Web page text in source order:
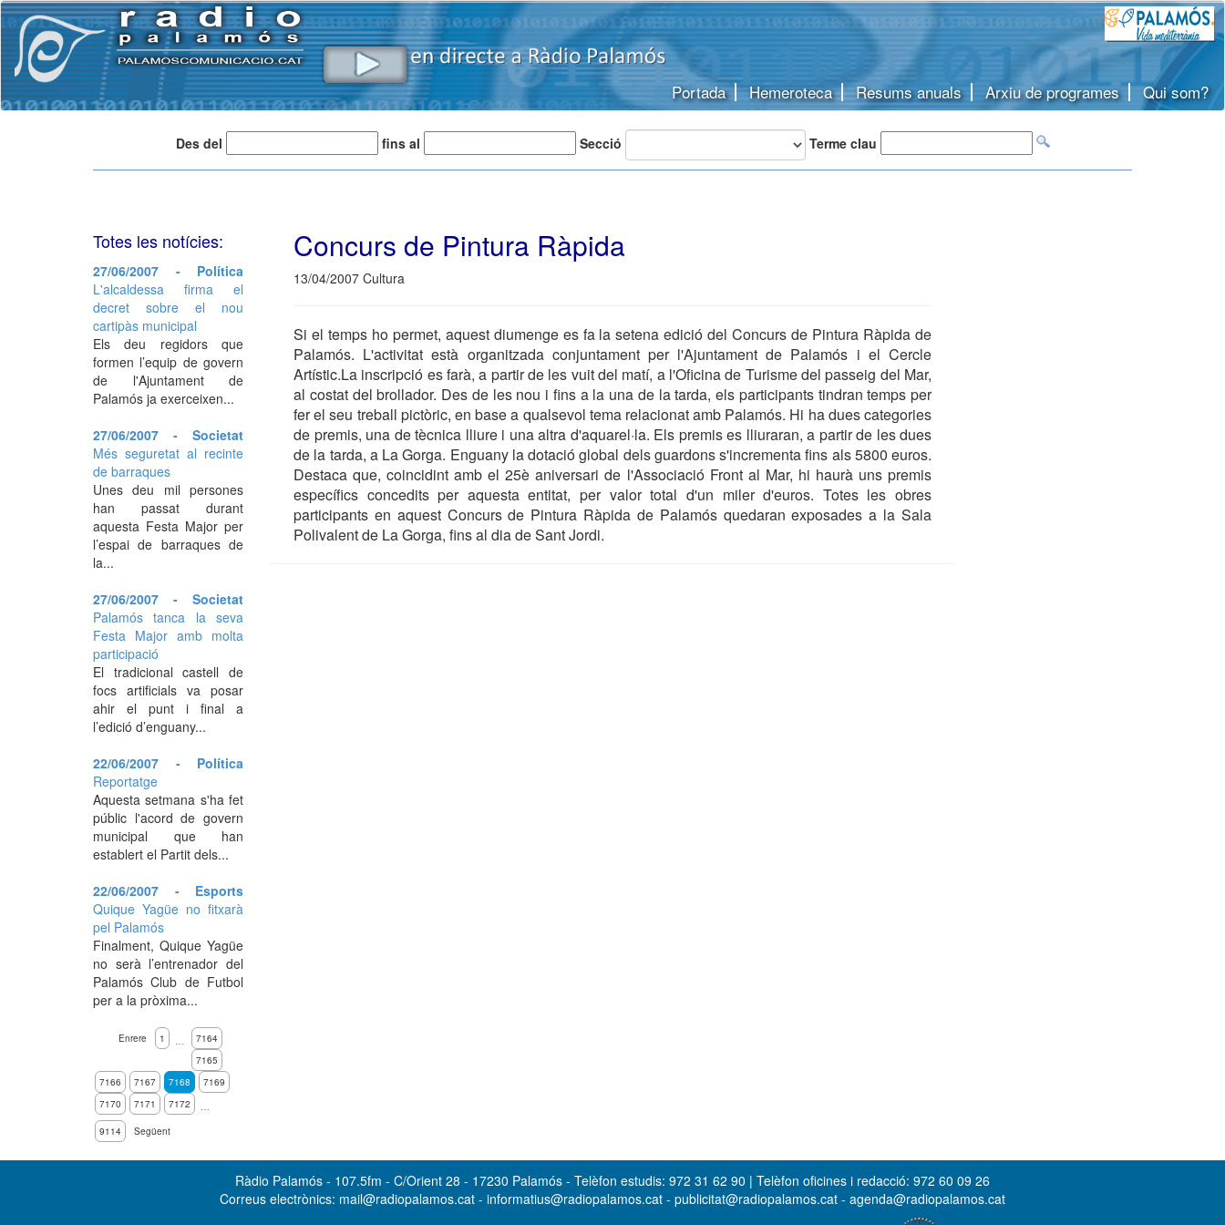
Portada Hemeroteca Resums anuals Arxiu de programes Qui som?
Des del fins al Secció Terme clau
Concurs de Pintura Ràpida
13/04/2007 Cultura
Si el temps ho permet, aquest diumenge es fa la setena edició del Concurs de Pintura Ràpida de
Palamós. L'activitat està organitzada conjuntament per l'Ajuntament de Palamós i el Cercle
Artístic.La inscripció es farà, a partir de les vuit del matí, a l'Oficina de Turisme del passeig del Mar,
al costat del brollador. Des de les nou i fins a la una de la tarda, els participants tindran temps per
fer el seu treball pictòric, en base a qualsevol tema relacionat amb Palamós. Hi ha dues categories
de premis, una de tècnica lliure i una altra d'aquarel·la. Els premis es lliuraran, a partir de les dues
de la tarda, a La Gorga. Enguany la dotació global dels guardons s'incrementa fins als 5800 euros.
Destaca que, coincidint amb el 25è aniversari de l'Associació Front al Mar, hi haurà uns premis
específics concedits per aquesta entitat, per valor total d'un miler d'euros. Totes les obres
participants en aquest Concurs de Pintura Ràpida de Palamós quedaran exposades a la Sala
Polivalent de La Gorga, fins al dia de Sant Jordi.
Totes les notícies:
27/06/2007 - Política
L'alcaldessa firma el
decret sobre el nou
cartipàs municipal
Els deu regidors que
formen l’equip de govern
de l'Ajuntament de
Palamós ja exerceixen...
27/06/2007 - Societat
Més seguretat al recinte
de barraques
Unes deu mil persones
han passat durant
aquesta Festa Major per
l’espai de barraques de
la...
27/06/2007 - Societat
Palamós tanca la seva
Festa Major amb molta
participació
El tradicional castell de
focs artificials va posar
ahir el punt i final a
l’edició d’enguany...
22/06/2007 - Política
Reportatge
Aquesta setmana s'ha fet
públic l'acord de govern
municipal que han
establert el Partit dels...
22/06/2007 - Esports
Quique Yagüe no fitxarà
pel Palamós
Finalment, Quique Yagüe
no serà l’entrenador del
Palamós Club de Futbol
per a la pròxima...
Enrere 1 …
7164
7165
7166
7167 7168
7169
7170
7171 7172
…
9114
Següent
Ràdio Palamós - 107.5fm - C/Orient 28 - 17230 Palamós - Telèfon estudis: 972 31 62 90 | Telèfon oficines i redacció: 972 60 09 26
Correus electrònics: mail@radiopalamos.cat - informatius@radiopalamos.cat - publicitat@radiopalamos.cat - agenda@radiopalamos.cat